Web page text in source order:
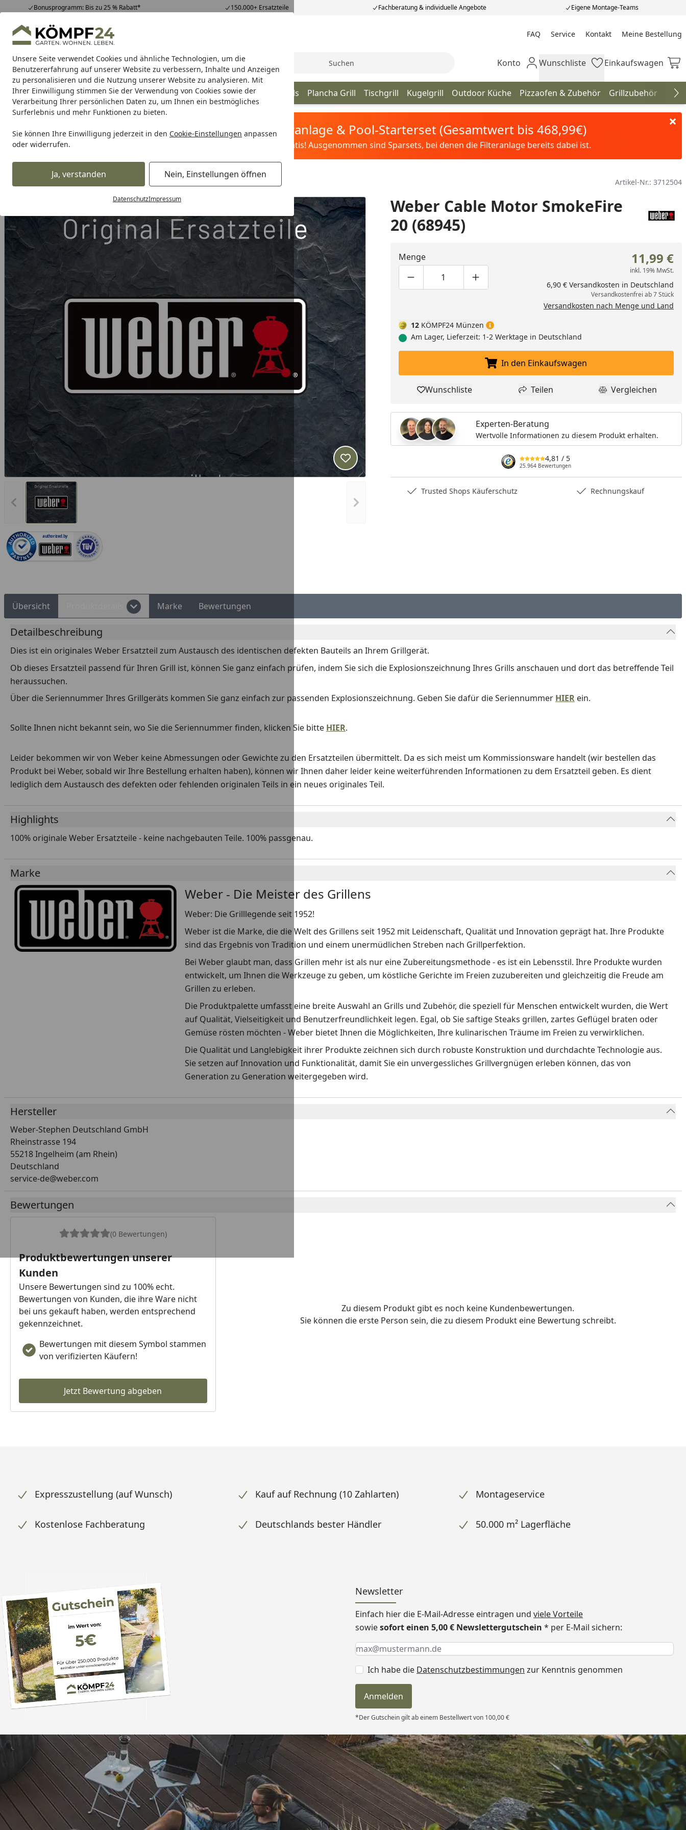
Unsere Seite verwendet Cookies und ähnliche Technologien, um die
Benutzererfahrung auf unserer Website zu verbessern, Inhalte und Anzeigen
zu personalisieren und die Nutzung unserer Website zu analysieren. Mit
Ihrer Einwilligung stimmen Sie der Verwendung von Cookies sowie der
Verarbeitung Ihrer persönlichen Daten zu, um Ihnen ein bestmögliches
Surferlebnis und mehr Funktionen zu bieten.
Sie können Ihre Einwilligung jederzeit in den Cookie-Einstellungen anpassen
oder widerrufen.
Ja, verstanden Nein, Einstellungen öffnen
DatenschutzImpressum
Bonusprogramm: Bis zu 25 % Rabatt* 150.000+ Ersatzteile Fachberatung & individuelle Angebote Eigene Montage-Teams
Hotline07051 / 9 22 22
Mo-Fr. 8-16 Uhr 25.964 Bewertungen FAQ Service Kontakt Meine Bestellung
Meine Bestellung
Alle Produkte
Alle ProdukteHighlights Tipps & Tricks Suche Mein Konto
Konto Wunschliste
Wunschliste Einkaufswagen
Einkaufswagen
Grill Gasgrill Holzkohlegrill Elektrogrill Pelletgrill Kamado Grills Plancha Grill Tischgrill Kugelgrill Outdoor Küche Pizzaofen & Zubehör Grillzubehör
Karibu Pools inkl. gratis Sandfilteranlage & Pool-Starterset (Gesamtwert bis 468,99€)
Dein Traumpool im Sorglos-Paket: Filter&Pflege gratis! Ausgenommen sind Sparsets, bei denen die Filteranlage bereits dabei ist.
Weber Cable Motor SmokeFire 20 (68945) Artikel-Nr.: 3712504
Vorheriges Bild anzeigen Nächstes Bild anzeigen
Produkt zur Wunschliste hinzufügen
authorized.by
Weber Cable Motor SmokeFire
20 (68945)
Menge
Produktmenge um eins verringern
Produktmenge manuell eingeben
Produktmenge um eins erhöhen
11,99 €
inkl. 19% MwSt.
6,90 € Versandkosten in Deutschland
Versandkostenfrei ab 7 Stück
Versandkosten nach Menge und Land
12 KÖMPF24 Münzen
Am Lager, Lieferzeit: 1-2 Werktage in Deutschland
In den Einkaufswagen legen
In den Einkaufswagen
Produkt zur Wunschliste hinzufügen
Wunschliste Teilen
Teilen Produkt
Vergleichen
Experten-Beratung
Wertvolle Informationen zu diesem Produkt erhalten.
4,81 / 5
25.964 Bewertungen
Trusted Shops Käuferschutz Rechnungskauf
Übersicht Marke Bewertungen
Detailbeschreibung
Dies ist ein originales Weber Ersatzteil zum Austausch des identischen defekten Bauteils an Ihrem Grillgerät.
Ob dieses Ersatzteil passend für Ihren Grill ist, können Sie ganz einfach prüfen, indem Sie sich die Explosionszeichnung Ihres Grills anschauen und dort das betreffende Teil
heraussuchen.
Über die Seriennummer Ihres Grillgeräts kommen Sie ganz einfach zur passenden Explosionszeichnung. Geben Sie dafür die Seriennummer HIER ein.
Sollte Ihnen nicht bekannt sein, wo Sie die Seriennummer finden, klicken Sie bitte HIER.
Leider bekommen wir von Weber keine Abmessungen oder Gewichte zu den Ersatzteilen übermittelt. Da es sich meist um Kommissionsware handelt (wir bestellen das
Produkt bei Weber, sobald wir Ihre Bestellung erhalten haben), können wir Ihnen daher leider keine weiterführenden Informationen zu dem Ersatzteil geben. Es dient
lediglich dem Austausch des defekten oder fehlenden originalen Teils in ein neues originales Teil.
Highlights
100% originale Weber Ersatzteile - keine nachgebauten Teile. 100% passgenau.
Marke
Weber - Die Meister des Grillens
Weber: Die Grilllegende seit 1952!
Weber ist die Marke, die die Welt des Grillens seit 1952 mit Leidenschaft, Qualität und Innovation geprägt hat. Ihre Produkte
sind das Ergebnis von Tradition und einem unermüdlichen Streben nach Grillperfektion.
Bei Weber glaubt man, dass Grillen mehr ist als nur eine Zubereitungsmethode - es ist ein Lebensstil. Ihre Produkte wurden
entwickelt, um Ihnen die Werkzeuge zu geben, um köstliche Gerichte im Freien zuzubereiten und gleichzeitig die Freude am
Grillen zu erleben.
Die Produktpalette umfasst eine breite Auswahl an Grills und Zubehör, die speziell für Menschen entwickelt wurden, die Wert
auf Qualität, Vielseitigkeit und Benutzerfreundlichkeit legen. Egal, ob Sie saftige Steaks grillen, zartes Geflügel braten oder
Gemüse rösten möchten - Weber bietet Ihnen die Möglichkeiten, Ihre kulinarischen Träume im Freien zu verwirklichen.
Die Qualität und Langlebigkeit ihrer Produkte zeichnen sich durch robuste Konstruktion und durchdachte Technologie aus.
Sie setzen auf Innovation und Funktionalität, damit Sie ein unvergessliches Grillvergnügen erleben können, das von
Generation zu Generation weitergegeben wird.
Hersteller
Weber-Stephen Deutschland GmbH
Rheinstrasse 194
55218 Ingelheim (am Rhein)
Deutschland
service-de@weber.com
Bewertungen
(0 Bewertungen)
Produktbewertungen unserer
Kunden
Unsere Bewertungen sind zu 100% echt.
Bewertungen von Kunden, die ihre Ware nicht
bei uns gekauft haben, werden entsprechend
gekennzeichnet.
Bewertungen mit diesem Symbol stammen
von verifizierten Käufern!
Jetzt Bewertung abgeben
Zu diesem Produkt gibt es noch keine Kundenbewertungen.
Sie können die erste Person sein, die zu diesem Produkt eine Bewertung schreibt.
Expresszustellung (auf Wunsch) Kauf auf Rechnung (10 Zahlarten) Montageservice
Kostenlose Fachberatung Deutschlands bester Händler 50.000 m² Lagerfläche
Newsletter
Einfach hier die E-Mail-Adresse eintragen und viele Vorteile
sowiesofort einen 5,00 € Newslettergutschein * per E-Mail sichern:
Keine Eingabe erforderlich
Eingabe erforderlich
E-Mail *
Ich habe die Datenschutzbestimmungen zur Kenntnis genommen
Anmelden
*Der Gutschein gilt ab einem Bestellwert von 100,00 €
Trusted Shops
4,81/ 5
25.964 Bewertungen
„Schnellere Lieferung als
angekündigt. Produkt passt. “
07.08.2026
Versand